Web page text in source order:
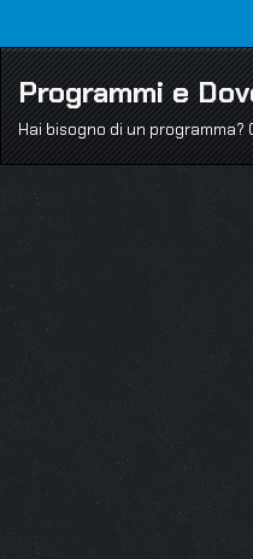
Vai
al
contenuto
Programmi e
Hai bisogno di un programma?